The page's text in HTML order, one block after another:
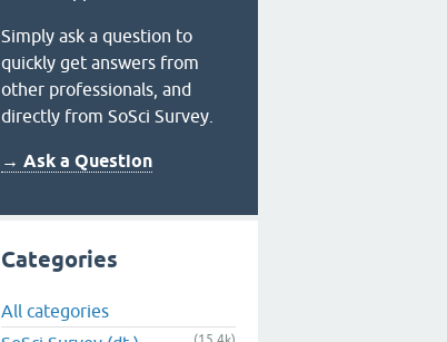
Simply ask a question to
quickly get answers from
other professionals, and
directly from SoSci Survey.
→ Ask a Question
Categories
All categories